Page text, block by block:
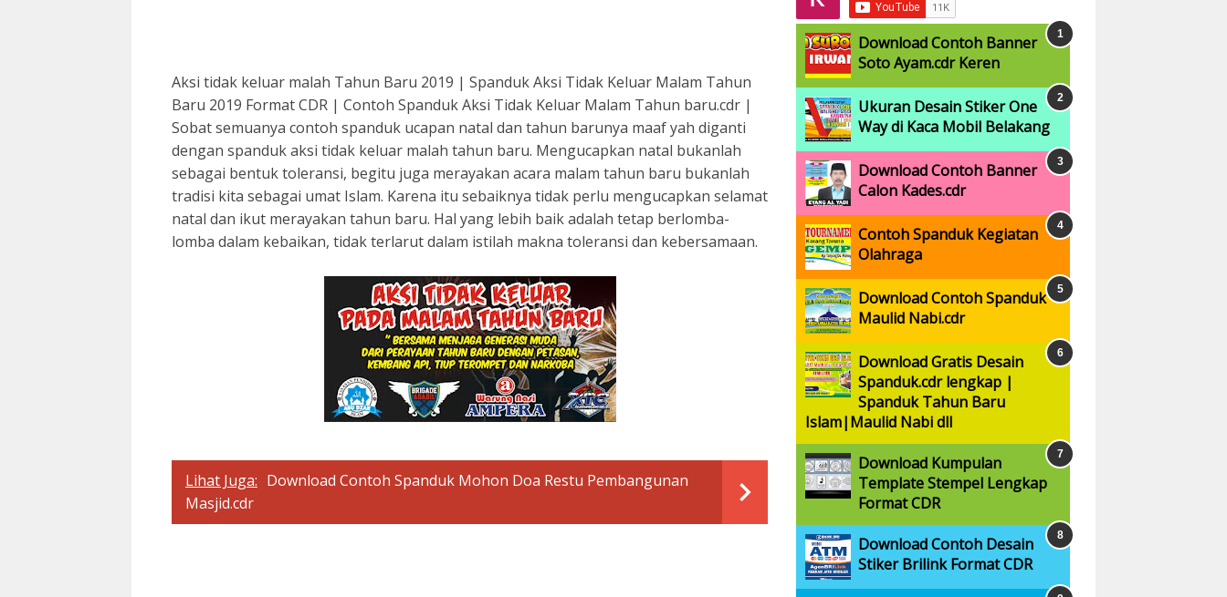
Aksi tidak keluar malah Tahun Baru 2019 | Spanduk Aksi Tidak Keluar Malam Tahun
Baru 2019 Format CDR | Contoh Spanduk Aksi Tidak Keluar Malam Tahun baru.cdr |
Sobat semuanya contoh spanduk ucapan natal dan tahun barunya maaf yah diganti
dengan spanduk aksi tidak keluar malah tahun baru. Mengucapkan natal bukanlah
sebagai bentuk toleransi, begitu juga merayakan acara malam tahun baru bukanlah
tradisi kita sebagai umat Islam. Karena itu sebaiknya tidak perlu mengucapkan selamat
natal dan ikut merayakan tahun baru. Hal yang lebih baik adalah tetap berlomba-
lomba dalam kebaikan, tidak terlarut dalam istilah makna toleransi dan kebersamaan.
Lihat Juga: Download Contoh Spanduk Mohon Doa Restu Pembangunan
Masjid.cdr
Download Contoh Banner
Soto Ayam.cdr Keren
Ukuran Desain Stiker One
Way di Kaca Mobil Belakang
Download Contoh Banner
Calon Kades.cdr
Contoh Spanduk Kegiatan
Olahraga
Download Contoh Spanduk
Maulid Nabi.cdr
Download Gratis Desain
Spanduk.cdr lengkap |
Spanduk Tahun Baru
Islam|Maulid Nabi dll
Download Kumpulan
Template Stempel Lengkap
Format CDR
Download Contoh Desain
Stiker Brilink Format CDR